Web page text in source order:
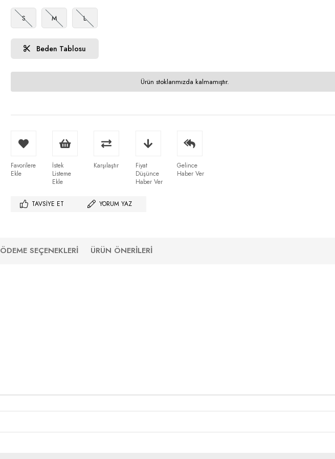
S M L
Beden Tablosu
Ürün stoklarımızda kalmamıştır.
Favorilere
Ekle
İstek
Listeme
Ekle
Karşılaştır
Fiyat
Düşünce
Haber Ver
Gelince
Haber Ver
TAVSIYE ET YORUM YAZ
ÖDEME SEÇENEKLERI ÜRÜN ÖNERILERI